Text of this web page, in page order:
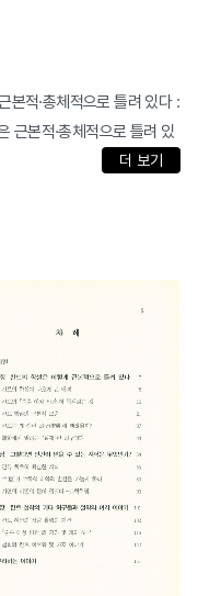
본적·총체적으로 틀려 있다 :
근본적·총체적으로 틀려 있
더 보기